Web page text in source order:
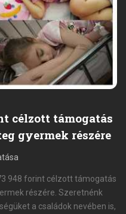
célzott támogatás
gyermek részére
948 forint célzott támogatás
részére. Szeretnénk
a családok nevében is,